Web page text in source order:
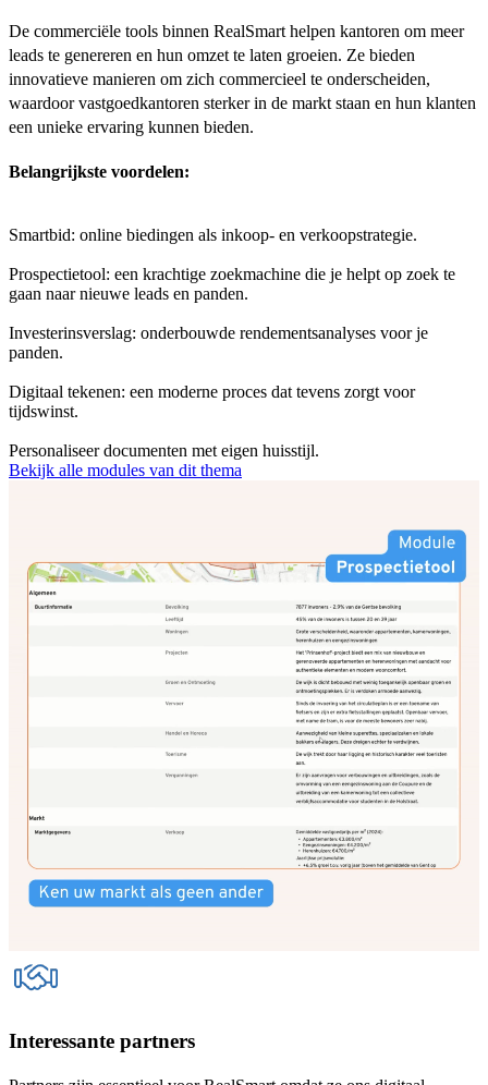
De commerciële tools binnen RealSmart helpen kantoren om meer
leads te genereren en hun omzet te laten groeien. Ze bieden
innovatieve manieren om zich commercieel te onderscheiden,
waardoor vastgoedkantoren sterker in de markt staan en hun klanten
een unieke ervaring kunnen bieden.
Belangrijkste voordelen:
Smartbid: online biedingen als inkoop- en verkoopstrategie.
Prospectietool: een krachtige zoekmachine die je helpt op zoek te
gaan naar nieuwe leads en panden.
Investerinsverslag: onderbouwde rendementsanalyses voor je
panden.
Digitaal tekenen: een moderne proces dat tevens zorgt voor
tijdswinst.
Personaliseer documenten met eigen huisstijl.
Bekijk alle modules van dit thema
Interessante partners